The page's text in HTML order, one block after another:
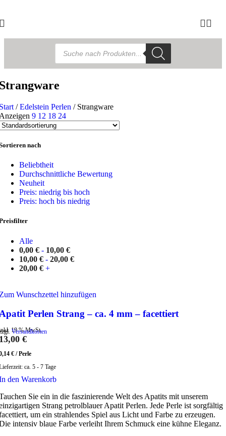
Products
search
/ Edelstein Perlen / Strangware
9 12 18 24
nach
Beliebtheit
Durchschnittliche Bewertung
Neuheit
Preis: niedrig bis hoch
Preis: hoch bis niedrig
Alle
0,00 € - 10,00 €
10,00 € - 20,00 €
20,00 € +
Wunschzettel hinzufügen
Perlen Strang – ca. 4 mm – facettiert
19 % MwSt.
Versandkosten
€
€ /Perle
ca. 5 - 7 Tage
den Warenkorb
Sie ein in die faszinierende Welt des Apatits mit unserem
Strang petrolblauer Apatit Perlen. Jede Perle ist sorgfältig
um ein strahlendes Spiel aus Licht und Farbe zu erzeugen.
intensiv blaue Farbe verleiht Ihrem Schmuck eine kühne Eleganz.